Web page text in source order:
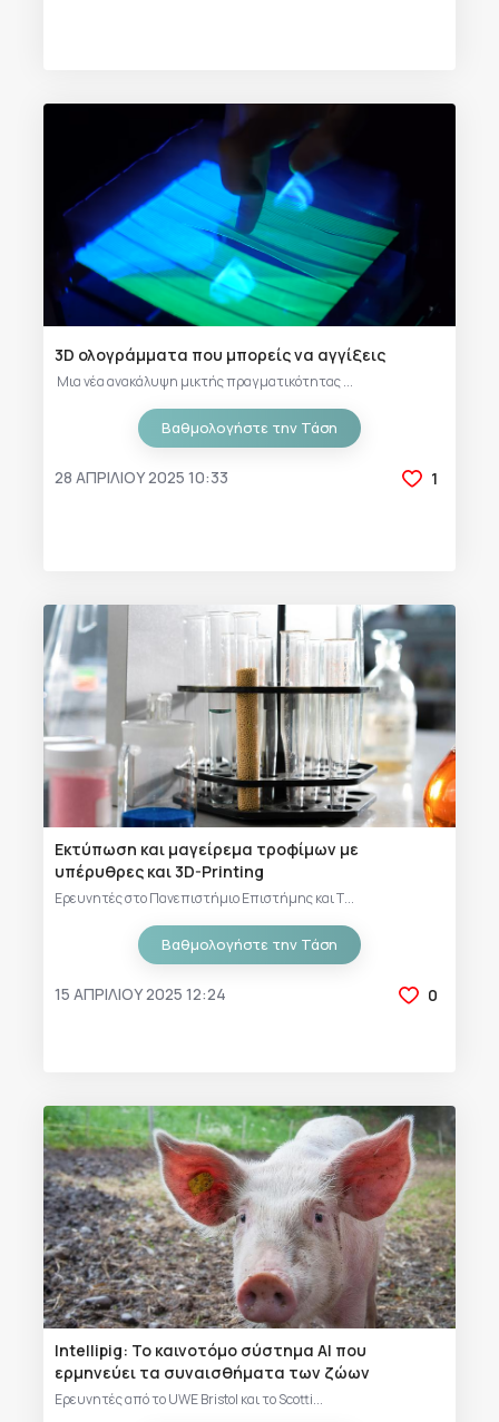
3D ολογράμματα που μπορείς να αγγίξεις
Μια νέα ανακάλυψη μικτής πραγματικότητας ...
Βαθμολογήστε την Τάση
28 ΑΠΡΙΛΊΟΥ 2025 10:33 1
Εκτύπωση και μαγείρεμα τροφίμων με
υπέρυθρες και 3D-Printing
Ερευνητές στο Πανεπιστήμιο Επιστήμης και Τ...
Βαθμολογήστε την Τάση
15 ΑΠΡΙΛΊΟΥ 2025 12:24 0
Intellipig: Το καινοτόμο σύστημα AI που
ερμηνεύει τα συναισθήματα των ζώων
Ερευνητές από το UWE Bristol και το Scotti...